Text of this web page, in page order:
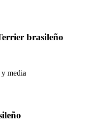
brasileño
media